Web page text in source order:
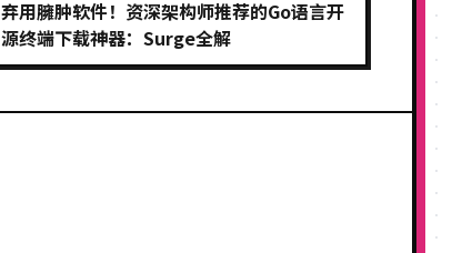
弃用臃肿软件！资深架构师推荐的Go语言开
源终端下载神器：Surge全解